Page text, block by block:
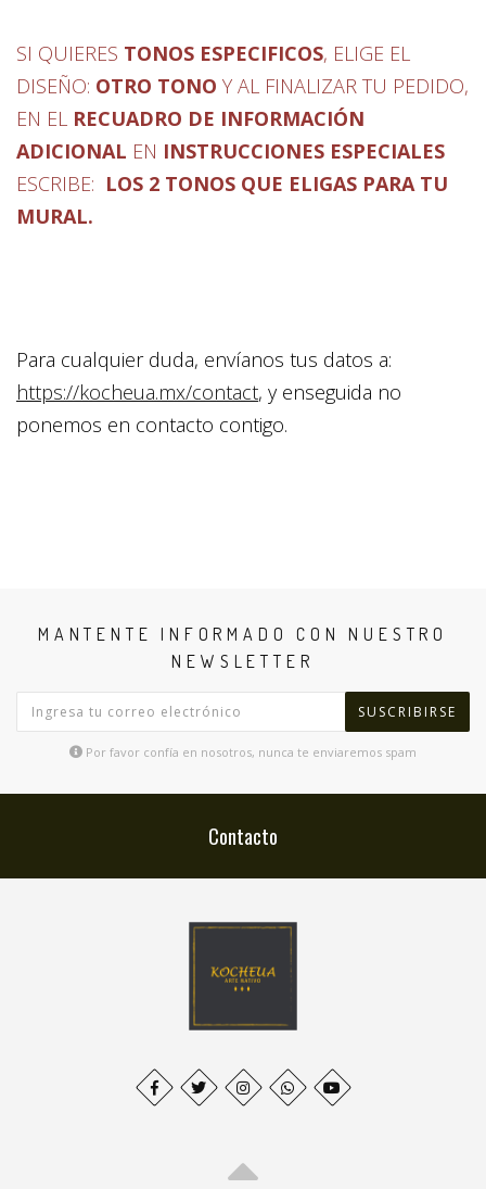
SI QUIERES TONOS ESPECIFICOS, ELIGE EL
DISEÑO: OTRO TONO Y AL FINALIZAR TU PEDIDO,
EN EL RECUADRO DE INFORMACIÓN
ADICIONAL EN INSTRUCCIONES ESPECIALES
ESCRIBE: LOS 2 TONOS QUE ELIGAS PARA TU
MURAL.
Para cualquier duda, envíanos tus datos a:
https://kocheua.mx/contact, y enseguida no
ponemos en contacto contigo.
MANTENTE INFORMADO CON NUESTRO
NEWSLETTER
SUSCRIBIRSE
Por favor confía en nosotros, nunca te enviaremos spam
Contacto